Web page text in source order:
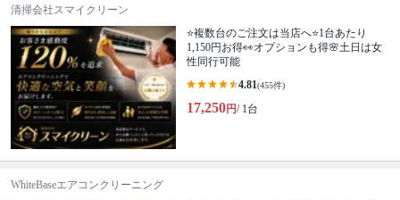
清掃会社スマイクリーン
⭐️複数台のご注文は当店へ⭐️1台あたり
1,150円お得👀オプションも得🌸土日は女
性同行可能
4.81(455件)
17,250円/ 1台
WhiteBaseエアコンクリーニング